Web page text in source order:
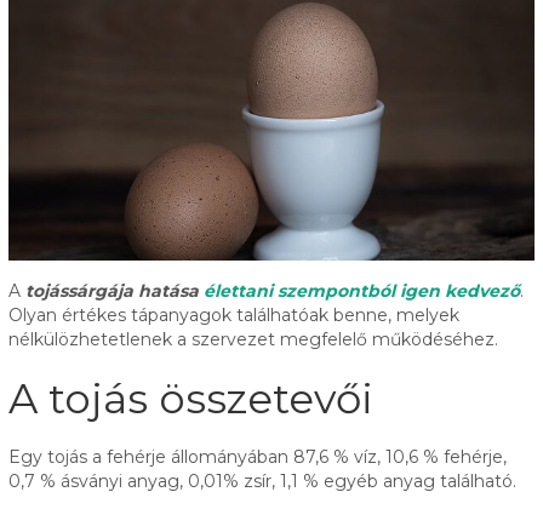
A tojássárgája hatása élettani szempontból igen kedvező.
Olyan értékes tápanyagok találhatóak benne, melyek
nélkülözhetetlenek a szervezet megfelelő működéséhez.
A tojás összetevői
Egy tojás a fehérje állományában 87,6 % víz, 10,6 % fehérje,
0,7 % ásványi anyag, 0,01% zsír, 1,1 % egyéb anyag található.